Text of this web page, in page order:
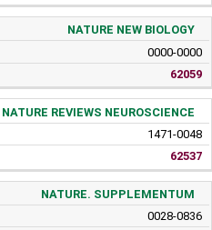
NATURE NEW BIOLOGY
0000-0000
62059
NATURE REVIEWS NEUROSCIENCE
1471-0048
62537
NATURE. SUPPLEMENTUM
0028-0836